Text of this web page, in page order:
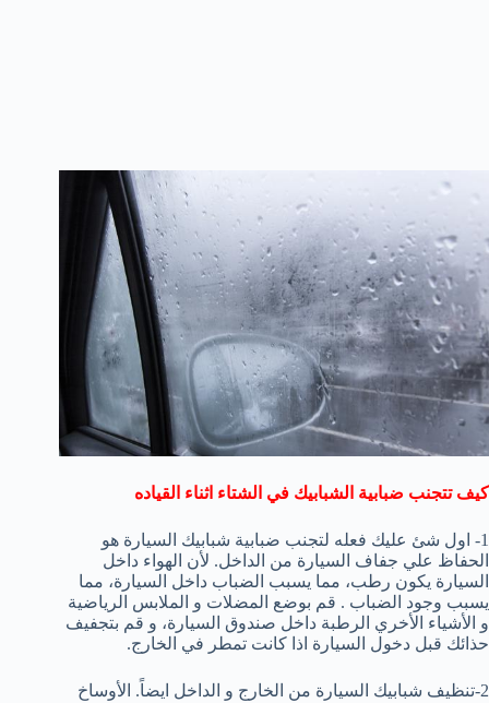
كيف تتجنب ضبابية الشبابيك في الشتاء اثناء القياده
1- اول شئ عليك فعله لتجنب ضبابية شبابيك السيارة هو
الحفاظ علي جفاف السيارة من الداخل. لأن الهواء داخل
السيارة يكون رطب، مما يسبب الضباب داخل السيارة، مما
يسبب وجود الضباب . قم بوضع المضلات و الملابس الرياضية
و الأشياء الأخري الرطبة داخل صندوق السيارة، و قم بتجفيف
حذائك قبل دخول السيارة اذا كانت تمطر في الخارج.
2-تنظيف شبابيك السيارة من الخارج و الداخل ايضاً. الأوساخ